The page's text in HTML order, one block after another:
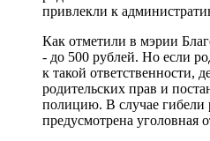
привлекли к
Как отметили в мэрии
- до 500 рублей. Но если
к такой ответственности,
родительских прав и
полицию. В случае гибели
предусмотрена уголовная